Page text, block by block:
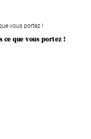
ce que vous portez !